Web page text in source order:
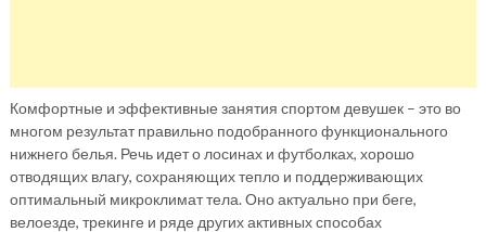
Комфортные и эффективные занятия спортом девушек – это во
многом результат правильно подобранного функционального
нижнего белья. Речь идет о лосинах и футболках, хорошо
отводящих влагу, сохраняющих тепло и поддерживающих
оптимальный микроклимат тела. Оно актуально при беге,
велоезде, трекинге и ряде других активных способах